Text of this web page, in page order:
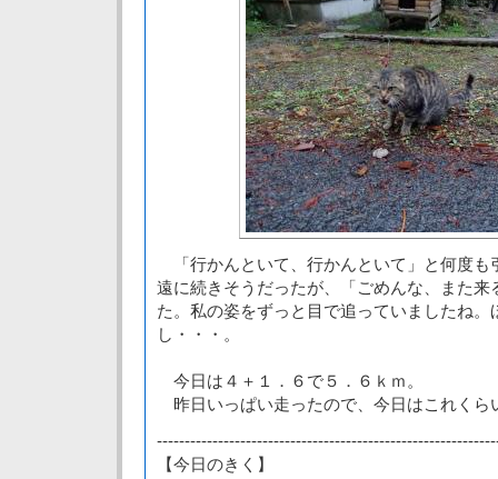
「行かんといて、行かんといて」と何度も
遠に続きそうだったが、「ごめんな、また来
た。私の姿をずっと目で追っていましたね。
し・・・。
今日は４＋１．６で５．６ｋｍ。
昨日いっぱい走ったので、今日はこれくら
【今日のきく】